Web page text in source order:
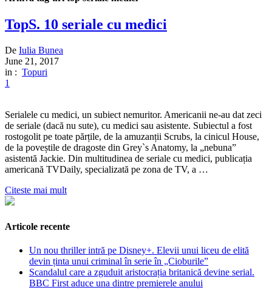
TopS. 10 seriale cu medici
De Iulia Bunea
June 21, 2017
in : Topuri
1
Serialele cu medici, un subiect nemuritor. Americanii ne-au dat zeci
de seriale (dacă nu sute), cu medici sau asistente. Subiectul a fost
rostogolit pe toate părțile, de la amuzanții Scrubs, la cinicul House,
de la poveștile de dragoste din Grey`s Anatomy, la „nebuna”
asistentă Jackie. Din multitudinea de seriale cu medici, publicația
americană TVDaily, specializată pe zona de TV, a …
Citeste mai mult
Articole recente
Un nou thriller intră pe Disney+. Elevii unui liceu de elită
devin ținta unui criminal în serie în „Cioburile”
Scandalul care a zguduit aristocrația britanică devine serial.
BBC First aduce una dintre premierele anului